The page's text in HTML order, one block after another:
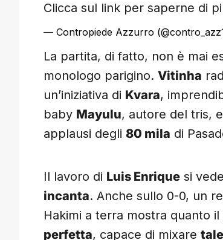
Clicca sul link per saperne di più
— Contropiede Azzurro
La partita, di fatto, non è mai
monologo parigino. Vitinha
un’iniziativa di Kvara,
baby Mayulu, autore del tris,
applausi degli 80 mila di
Il lavoro di Luis Enrique si
incanta. Anche sullo 0-0, un
Hakimi a terra mostra quanto
perfetta, capace di mixare